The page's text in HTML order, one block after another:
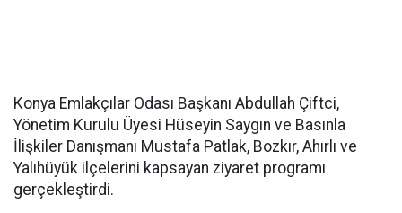
Konya Emlakçılar Odası Başkanı Abdullah Çiftci,
Yönetim Kurulu Üyesi Hüseyin Saygın ve Basınla
İlişkiler Danışmanı Mustafa Patlak, Bozkır, Ahırlı ve
Yalıhüyük ilçelerini kapsayan ziyaret programı
gerçekleştirdi.